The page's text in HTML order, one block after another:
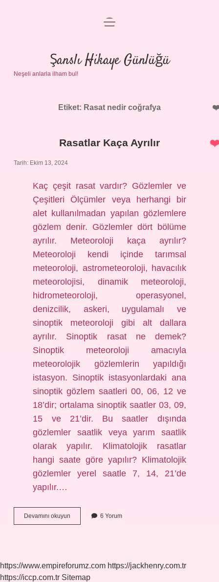
Anasayfa
Gizlilik Politikası
menüyü
Şanslı Hikaye Günlüğü
Neşeli anlarla ilham bul!
Etiket: Rasat nedir coğrafya
Rasatlar Kaça Ayrılır
Tarih: Ekim 13, 2024
Kaç çeşit rasat vardır? Gözlemler ve
Çeşitleri Ölçümler veya herhangi bir
alet kullanılmadan yapılan gözlemlere
gözlem denir. Gözlemler dört bölüme
ayrılır. Meteoroloji kaça ayrılır?
Meteoroloji kendi içinde tarımsal
meteoroloji, astrometeoroloji, havacılık
meteorolojisi, dinamik meteoroloji,
hidrometeoroloji, operasyonel,
denizcilik, askeri, uygulamalı ve
sinoptik meteoroloji gibi alt dallara
ayrılır. Sinoptik rasat ne demek?
Sinoptik meteoroloji amacıyla
meteorolojik gözlemlerin yapıldığı
istasyon. Sinoptik istasyonlardaki ana
sinoptik gözlem saatleri 00, 06, 12 ve
18’dir; ortalama sinoptik saatler 03, 09,
15 ve 21’dir. Bu saatler dışında
gözlemler saatlik veya yarım saatlik
olarak yapılır. Klimatolojik rasatlar
hangi saate göre yapılır? Klimatolojik
gözlemler yerel saatle 7, 14, 21’de
yapılır.…
Devamını okuyun Rasatlar
Kaça
6 Yorum
https://www.empireforumz.com https://jackhenry.com.tr
https://iccp.com.tr Sitemap